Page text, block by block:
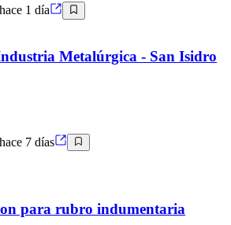
hace 1 día
Metalúrgica - San Isidro
hace 7 días
para rubro indumentaria